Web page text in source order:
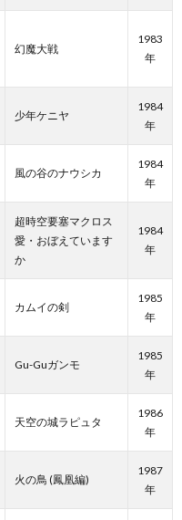
幻魔大戦
1983
年
少年ケニヤ
1984
年
風の谷のナウシカ
1984
年
超時空要塞マクロス
愛・おぼえています
か
1984
年
カムイの剣
1985
年
Gu-Guガンモ
1985
年
天空の城ラピュタ
1986
年
火の鳥 (鳳凰編)
1987
年